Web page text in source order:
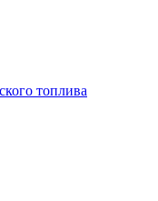
топлива